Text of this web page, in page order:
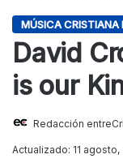
MÚSICA CRISTIANA
David
is our
Redacción
Actualizado: 11 agosto,